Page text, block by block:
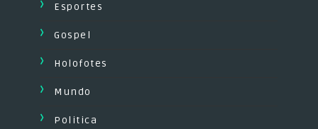
Esportes
Gospel
Holofotes
Mundo
Politica